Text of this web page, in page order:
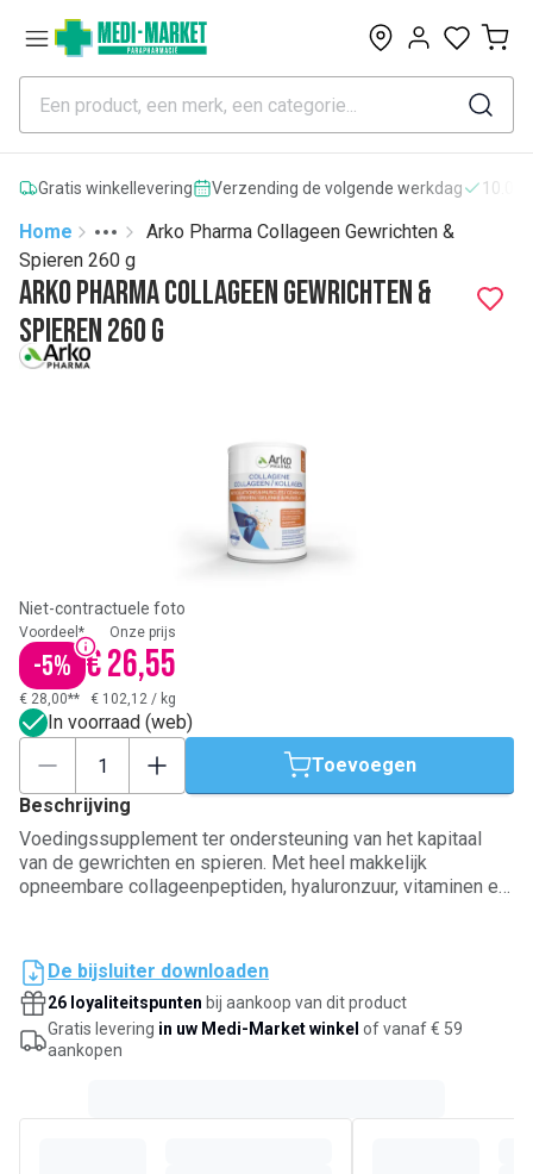
0
Gratis winkellevering Verzending de volgende werkdag
Home
More
Toggle menu
Arko Pharma Collageen Gewrichten &
Spieren 260 g
Arko Pharma Collageen Gewrichten &
Spieren 260 g
Niet-contractuele foto
Voordeel*
-5%
Onze prijs
€ 26,55
€ 28,00** € 102,12 / kg
In voorraad (web)
Toevoegen
Beschrijving
Voedingssupplement ter ondersteuning van het kapitaal
van de gewrichten en spieren. Met heel makkelijk
opneembare collageenpeptiden, hyaluronzuur, vitaminen en
de spieren, en op bescherming van botten, kraakbeen en
ligamenten. Meng 1 tot 2 lepels in 200 ml water of een
andere drank. Sinaasappelsmaak.
De bijsluiter downloaden
26 loyaliteitspunten bij aankoop van dit product
Gratis levering in uw Medi-Market winkel of vanaf € 59
aankopen